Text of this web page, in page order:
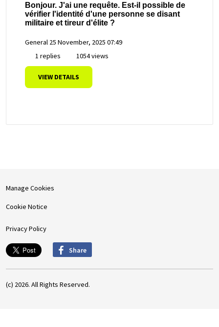
Bonjour. J'ai une requête. Est-il possible de
vérifier l'identité d'une personne se disant
militaire et tireur d'élite ?
General 25 November, 2025 07:49
1 replies
1054 views
VIEW DETAILS
Manage Cookies
Cookie Notice
Privacy Policy
Share
(c) 2026. All Rights Reserved.